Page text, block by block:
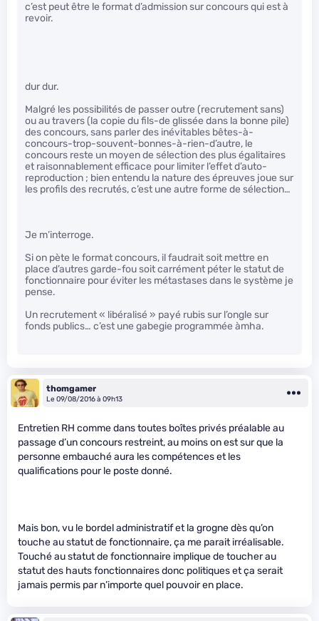
c’est peut être le format d’admission sur concours qui est à
revoir.
dur dur.
Malgré les possibilités de passer outre (recrutement sans)
ou au travers (la copie du fils-de glissée dans la bonne pile)
des concours, sans parler des inévitables bêtes-à-
concours-trop-souvent-bonnes-à-rien-d’autre, le
concours reste un moyen de sélection des plus égalitaires
et raisonnablement efficace pour limiter l’effet d’auto-
reproduction ; bien entendu la nature des épreuves joue sur
les profils des recrutés, c’est une autre forme de sélection…
Je m’interroge.
Si on pète le format concours, il faudrait soit mettre en
place d’autres garde-fou soit carrément péter le statut de
fonctionnaire pour éviter les métastases dans le système je
pense.
Un recrutement « libéralisé » payé rubis sur l’ongle sur
fonds publics… c’est une gabegie programmée àmha.
thomgamer
Le 09/08/2016 à 09h13
Entretien RH comme dans toutes boîtes privés préalable au
passage d’un concours restreint, au moins on est sur que la
personne embauché aura les compétences et les
qualifications pour le poste donné.
Mais bon, vu le bordel administratif et la grogne dès qu’on
touche au statut de fonctionnaire, ça me parait irréalisable.
Touché au statut de fonctionnaire implique de toucher au
statut des hauts fonctionnaires donc politiques et ça serait
jamais permis par n’importe quel pouvoir en place.